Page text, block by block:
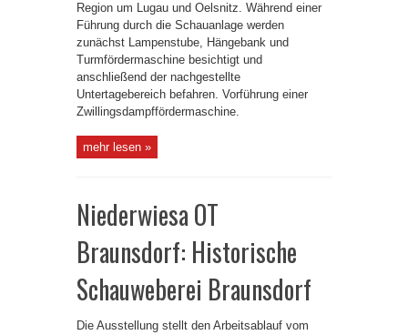
Region um Lugau und Oelsnitz. Während einer
Führung durch die Schauanlage werden
zunächst Lampenstube, Hängebank und
Turmfördermaschine besichtigt und
anschließend der nachgestellte
Untertagebereich befahren. Vorführung einer
Zwillingsdampffördermaschine.
mehr lesen »
Niederwiesa OT
Braunsdorf: Historische
Schauweberei Braunsdorf
Die Ausstellung stellt den Arbeitsablauf vom